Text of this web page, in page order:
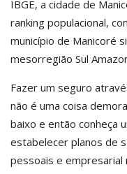
IBGE, a cidade de
ranking populacional,
município de Manicoré
mesorregião Sul
Fazer um seguro
não é uma coisa
baixo e então conheça
estabelecer planos de
pessoais e empresarial